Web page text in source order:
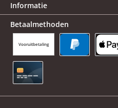
Informatie
Betaalmethoden
Vooruitbetaling